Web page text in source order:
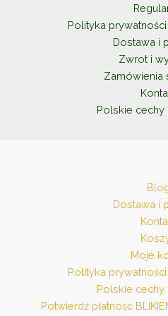
stronie
produktu
Polityka
Dostawa i
Zwrot i
Zamówienia
Polskie cechy
Dostawa i
Moje
Polityka
Polskie cechy
Potwierdź płatność